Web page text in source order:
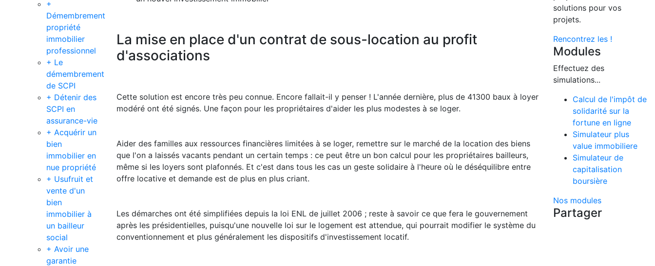
+
Démembrement
propriété
immobilier
professionnel
+ Le
démembrement
de SCPI
+ Détenir des
SCPI en
assurance-vie
+ Acquérir un
bien
immobilier en
nue propriété
+ Usufruit et
vente d'un
bien
immobilier à
un bailleur
social
+ Avoir une
garantie
La mise en place d'un contrat de sous-location au profit
d'associations
Cette solution est encore très peu connue. Encore fallait-il y penser ! L'année dernière, plus de 41300 baux à loyer
modéré ont été signés. Une façon pour les propriétaires d'aider les plus modestes à se loger.
Aider des familles aux ressources financières limitées à se loger, remettre sur le marché de la location des biens
que l'on a laissés vacants pendant un certain temps : ce peut être un bon calcul pour les propriétaires bailleurs,
même si les loyers sont plafonnés. Et c'est dans tous les cas un geste solidaire à l'heure où le déséquilibre entre
offre locative et demande est de plus en plus criant.
Les démarches ont été simplifiées depuis la loi ENL de juillet 2006 ; reste à savoir ce que fera le gouvernement
après les présidentielles, puisqu'une nouvelle loi sur le logement est attendue, qui pourrait modifier le système du
conventionnement et plus généralement les dispositifs d'investissement locatif.
solutions pour vos
projets.
Rencontrez les !
Modules
Effectuez des
simulations...
Calcul de l'impôt de
solidarité sur la
fortune en ligne
Simulateur plus
value immobiliere
Simulateur de
capitalisation
boursière
Nos modules
Partager